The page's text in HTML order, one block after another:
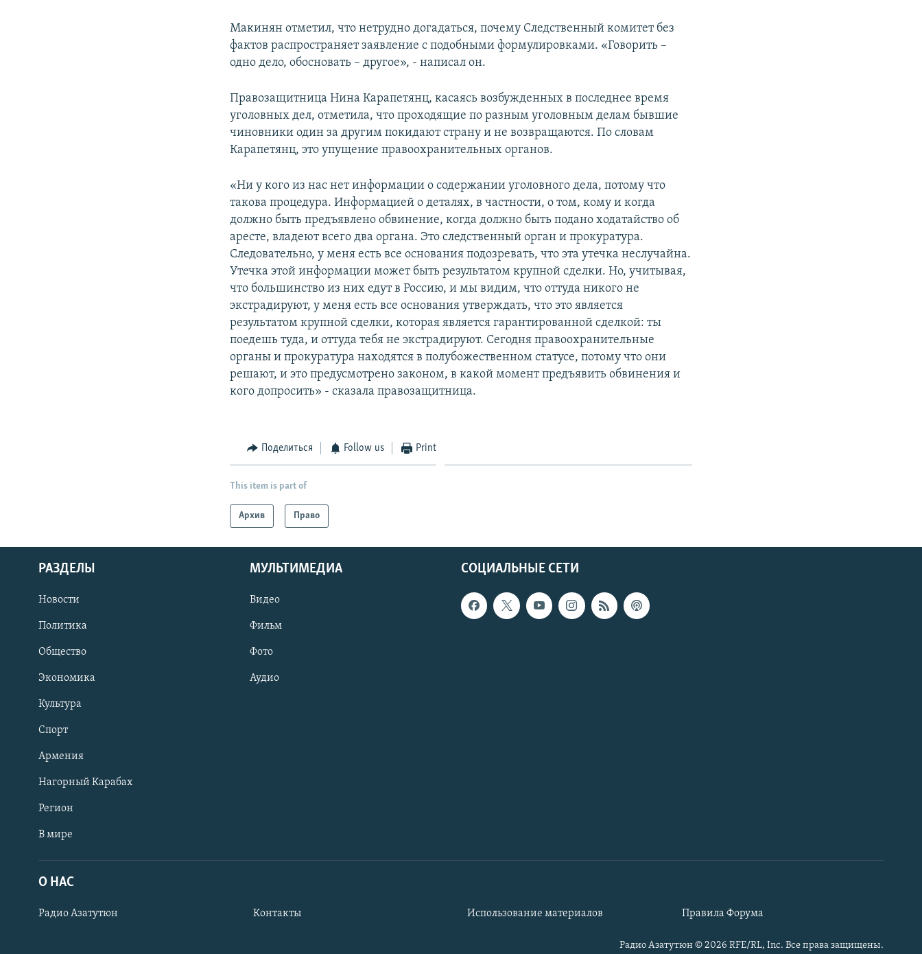
Макинян отметил, что нетрудно догадаться, почему Следственный комитет без
фактов распространяет заявление с подобными формулировками. «Говорить –
одно дело, обосновать – другое», - написал он.
Правозащитница Нина Карапетянц, касаясь возбужденных в последнее время
уголовных дел, отметила, что проходящие по разным уголовным делам бывшие
чиновники один за другим покидают страну и не возвращаются. По словам
Карапетянц, это упущение правоохранительных органов.
«Ни у кого из нас нет информации о содержании уголовного дела, потому что
такова процедура. Информацией о деталях, в частности, о том, кому и когда
должно быть предъявлено обвинение, когда должно быть подано ходатайство об
аресте, владеют всего два органа. Это следственный орган и прокуратура.
Следовательно, у меня есть все основания подозревать, что эта утечка неслучайна.
Утечка этой информации может быть результатом крупной сделки. Но, учитывая,
что большинство из них едут в Россию, и мы видим, что оттуда никого не
экстрадируют, у меня есть все основания утверждать, что это является
результатом крупной сделки, которая является гарантированной сделкой: ты
поедешь туда, и оттуда тебя не экстрадируют. Сегодня правоохранительные
органы и прокуратура находятся в полубожественном статусе, потому что они
решают, и это предусмотрено законом, в какой момент предъявить обвинения и
кого допросить» - сказала правозащитница.
Поделиться Follow us Print
This item is part of
Архив Право
СОЦИАЛЬНЫЕ СЕТИ
РАЗДЕЛЫ
Новости
Политика
Общество
Экономика
Культура
Спорт
Армения
Нагорный Карабах
Регион
В мире
МУЛЬТИМЕДИА
Видео
Фильм
Фото
Аудио
О НАС
Радио Азатутюн Контакты Использование материалов Правила Форума
Радио Азатутюн © 2026 RFE/RL, Inc. Все права защищены.